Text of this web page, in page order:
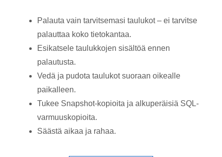
Palauta vain tarvitsemasi taulukot – ei tarvitse
palauttaa koko tietokantaa.
Esikatsele taulukkojen sisältöä ennen
palautusta.
Vedä ja pudota taulukot suoraan oikealle
paikalleen.
Tukee Snapshot-kopioita ja alkuperäisiä SQL-
varmuuskopioita.
Säästä aikaa ja rahaa.